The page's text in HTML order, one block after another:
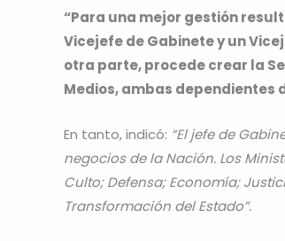
“Para una mejor gestión
Vicejefe de Gabinete y un
otra parte, procede crear la
Medios, ambas dependientes
En tanto, indicó: “El jefe de
negocios de la Nación. Los
Culto; Defensa; Economía;
Transformación del Estado”.